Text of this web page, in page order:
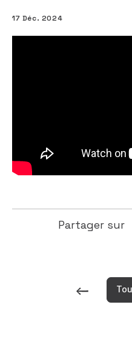
17 Déc. 2024
Partager sur